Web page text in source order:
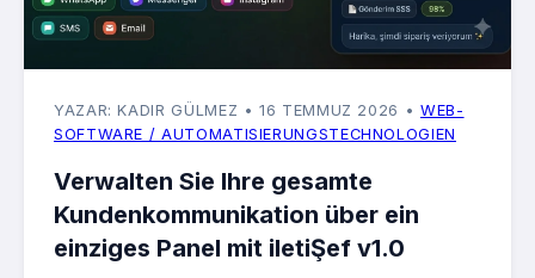
YAZAR: KADIR GÜLMEZ • 16 TEMMUZ 2026 • WEB-
SOFTWARE / AUTOMATISIERUNGSTECHNOLOGIEN
Verwalten Sie Ihre gesamte
Kundenkommunikation über ein
einziges Panel mit iletiŞef v1.0